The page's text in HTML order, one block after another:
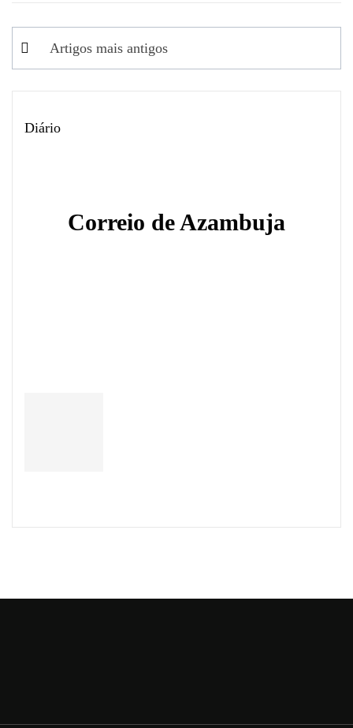
Navegação
de
Artigos mais antigos
Diário
Correio de Azambuja